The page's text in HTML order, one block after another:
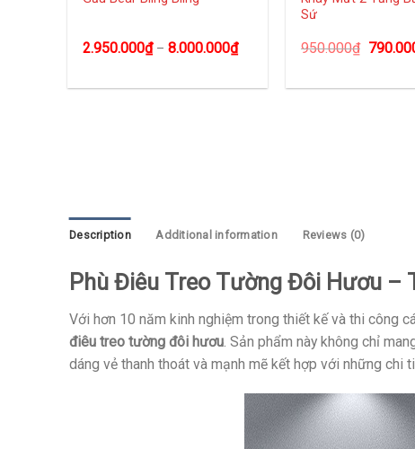
2.950.000₫–8.000.000₫
Sứ
950.000₫
Description Additional information Reviews (0)
Phù Điêu Treo Tường Đôi Hươu –
Với hơn 10 năm kinh nghiệm trong thiết kế và thi công
điêu treo tường đôi hươu. Sản phẩm này không chỉ
dáng vẻ thanh thoát và mạnh mẽ kết hợp với những chi